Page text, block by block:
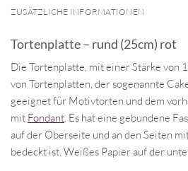
ZUSÄTZLICHE INFORMATIONEN
Tortenplatte – rund (25cm) rot
Die Tortenplatte, mit einer Stärke von
von Tortenplatten, der sogenannte
geeignet für Motivtorten und dem
mit Fondant. Es hat eine gebundene
auf der Oberseite und an den Seiten
bedeckt ist. Weißes Papier auf der